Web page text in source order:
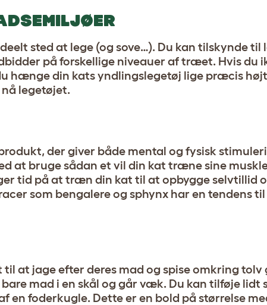
sted at lege (og sove…). Du kan tilskynde til
på forskellige niveauer af træet. Hvis du
hænge din kats yndlingslegetøj lige præcis
legetøjet.
der giver både mental og fysisk
at bruge sådan et vil din kat træne sine
tid på at træn din kat til at opbygge selvtillid
som bengalere og sphynx har en tendens
at jage efter deres mad og spise omkring tolv
mad i en skål og går væk. Du kan tilføje lidt
foderkugle. Dette er en bold på størrelse